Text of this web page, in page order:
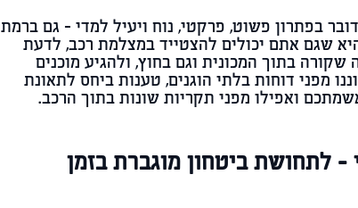
בפתרון פשוט, פרקטי, נוח ויעיל למדי – גם ברמת
שגם אתם יכולים להצטייד במצלמת רכב, לדעת
בתוך המכונית וגם בחוץ, ולהגיע מוכנים
מפני דוחות בלתי הוגנים, טענות ביחס לתאונת
ואפילו מפני תקריות שונות בתוך הרכב.
לתחושת ביטחון מוגברת בזמן